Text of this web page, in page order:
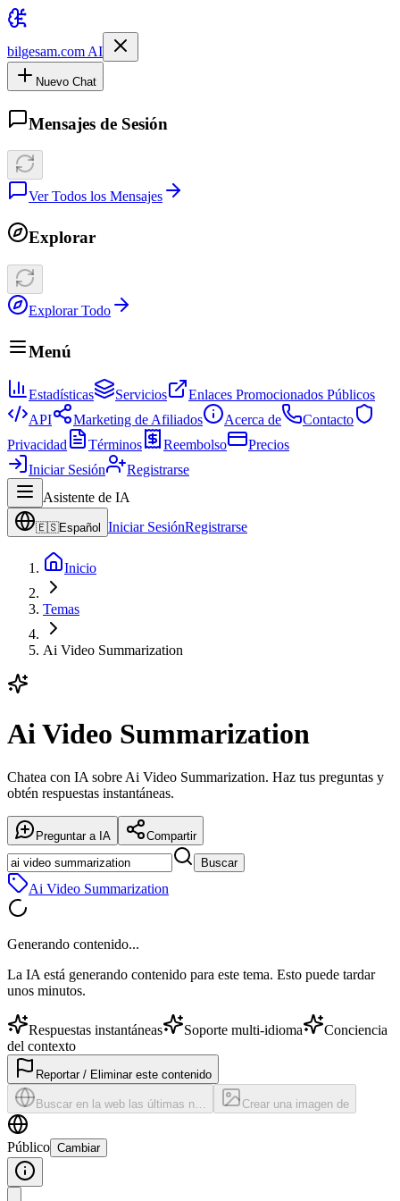
bilgesam.com AI
Nuevo Chat
Mensajes de Sesión
Ver Todos los Mensajes
Explorar
Explorar Todo
Menú
Estadísticas Servicios
Enlaces Promocionados Públicos
API
Marketing de Afiliados Acerca de
Contacto
Privacidad
Términos Reembolso
Precios
Iniciar Sesión
Registrarse
Asistente de IA
🇪🇸Español Iniciar SesiónRegistrarse
Inicio
Temas
Ai Video Summarization
Ai Video Summarization
Chatea con IA sobre Ai Video Summarization. Haz tus preguntas y
obtén respuestas instantáneas.
Preguntar a IA
Compartir
Buscar
Ai Video Summarization
Generando contenido...
La IA está generando contenido para este tema. Esto puede tardar
unos minutos.
Respuestas instantáneas Soporte multi-idioma
Conciencia
del contexto
Reportar / Eliminar este contenido
Buscar en la web las últimas n… Crear una imagen de
Público Cambiar